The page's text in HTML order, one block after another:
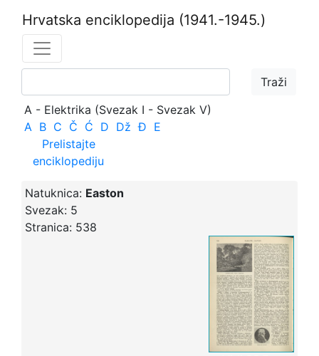
Hrvatska enciklopedija (1941.-1945.)
A - Elektrika (Svezak I - Svezak V)
A B C Č Ć D Dž Đ E
Prelistajte
enciklopediju
Natuknica: Easton
Svezak: 5
Stranica: 538